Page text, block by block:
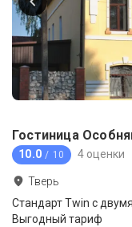
Гостиница
10.0 / 10 4 оценки
Тверь
Стандарт Twin с
Выгодный тариф